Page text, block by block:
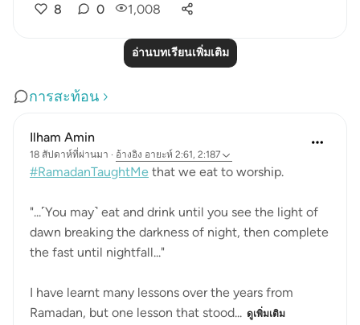
8 0 1,008
อ่านบทเรียนเพิ่มเติม
การสะท้อน
Ilham Amin
18 สัปดาห์ที่ผ่านมา · อ้างอิง อายะห์ 2:61, 2:187
#RamadanTaughtMe that we eat to worship.
"...˹You may˺ eat and drink until you see the light of
dawn breaking the darkness of night, then complete
the fast until nightfall..."
I have learnt many lessons over the years from
Ramadan, but one lesson that stood... ดูเพิ่มเติม